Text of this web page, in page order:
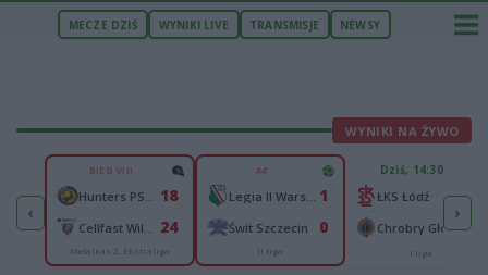
MECZE DZIŚ WYNIKI LIVE TRANSMISJE NEWSY
WYNIKI NA ŻYWO
‹
2
4
BIEG VIII
18
24
Metalkas 2. Ekstraliga
44'
1
Świt Szczecin 0
II liga
Dziś, 14:30
ŁKS Łódź
Chrobry Głogów
I liga
›